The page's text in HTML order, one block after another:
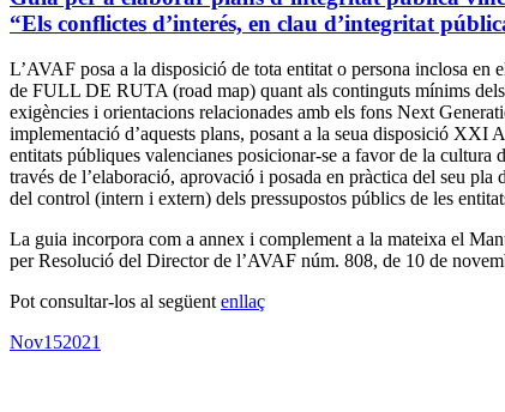
“Els conflictes d’interés, en clau d’integritat
L’AVAF posa a la disposició de tota entitat o persona inclosa
de FULL DE RUTA (road map) quant als continguts mínims
exigències i orientacions relacionades amb els fons Next
implementació d’aquests plans, posant a la seua disposició
entitats públiques valencianes posicionar-se a favor de la
través de l’elaboració, aprovació i posada en pràctica del seu
del control (intern i extern) dels pressupostos públics de les
La guia incorpora com a annex i complement a la mateixa el
per Resolució del Director de l’AVAF núm. 808, de 10 de
Pot consultar-los al següent enllaç
Nov152021